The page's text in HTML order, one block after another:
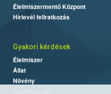
Élelmiszermentő Központ
Hírlevél feliratkozás
Gyakori kérdések
Élelmiszer
Állat
Növény